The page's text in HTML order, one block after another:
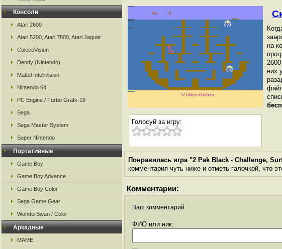
Консоли
Atari 2600
Atari 5200, Atari 7800, Atari Jaguar
ColecoVision
Dendy (Nintendo)
Mattel Intellivision
Nintendo 64
PC Engine / Turbo Grafx-16
Sega
Sega Master System
Super Nintendo
Портативные
Game Boy
Game Boy Advance
Game Boy Color
Sega Game Gear
WonderSwan / Color
Аркадные
MAME
Голосуй за игру:
на
них
Понравилась игра "2 Pak Black - Challenge,
комментария чуть ниже и отметь галочкой, что
Комментарии:
Ваш комментарий
ФИО или ник: